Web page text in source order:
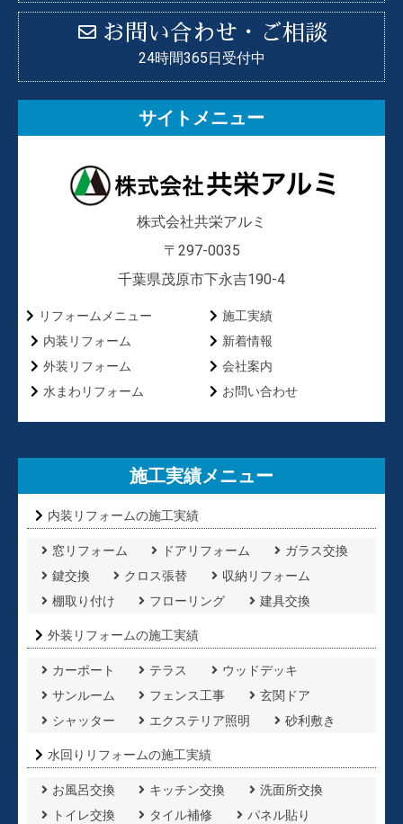
お問い合わせ・ご相談
24時間365日受付中
サイトメニュー
株式会社共栄アルミ
〒297-0035
千葉県茂原市下永吉190-4
リフォームメニュー
内装リフォーム
外装リフォーム
水まわリフォーム
施工実績
新着情報
会社案内
お問い合わせ
施工実績メニュー
内装リフォームの施工実績
窓リフォーム ドアリフォーム
ガラス交換
鍵交換
クロス張替
収納リフォーム
棚取り付け
フローリング 建具交換
外装リフォームの施工実績
カーポート テラス
ウッドデッキ
サンルーム
フェンス工事
玄関ドア
シャッター
エクステリア照明 砂利敷き
水回りリフォームの施工実績
お風呂交換 キッチン交換
洗面所交換
トイレ交換
タイル補修 パネル貼り